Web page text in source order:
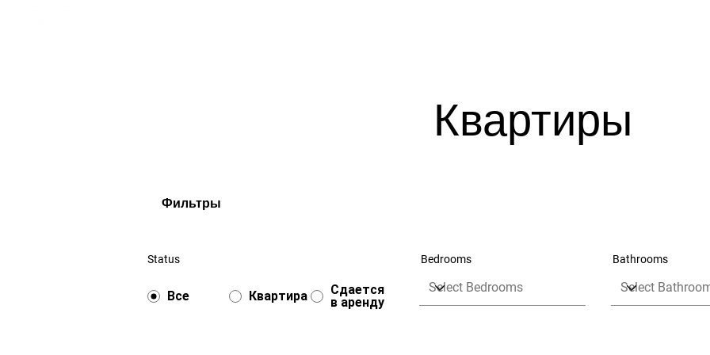
Квартиры
Фильтры
Status
Все Квартира
Сдается
в аренду
Bedrooms Bathrooms